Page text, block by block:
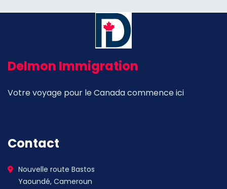
Delmon Immigration
Votre voyage pour le Canada commence ici
Contact
Nouvelle route Bastos
Yaoundé, Cameroun